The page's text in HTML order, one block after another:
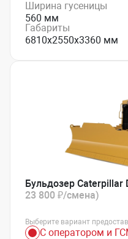
Ширина гусеницы
560 мм
Габариты
6810х2550х3360 мм
Бульдозер Caterpillar
23 800 ₽/смена)
Выберите вариант
С оператором и